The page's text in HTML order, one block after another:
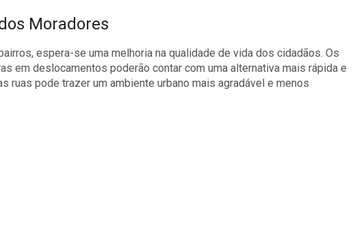
Moradores
espera-se uma melhoria na qualidade de vida dos cidadãos. Os
em deslocamentos poderão contar com uma alternativa mais rápida e
ruas pode trazer um ambiente urbano mais agradável e menos